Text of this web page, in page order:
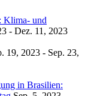
Klima- und
- Dez. 11, 2023
19, 2023 - Sep. 23,
in Brasilien: